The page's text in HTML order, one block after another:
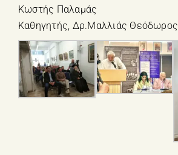
Κωστής Παλαμάς
Καθηγητής, Δρ.Μαλλιάς Θεόδωρος